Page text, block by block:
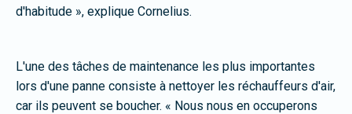
d'habitude », explique Cornelius.
L'une des tâches de maintenance les plus importantes
lors d'une panne consiste à nettoyer les réchauffeurs d'air,
car ils peuvent se boucher. « Nous nous en occuperons